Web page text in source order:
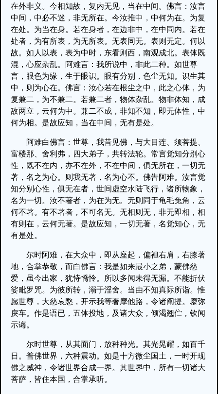
在外非义。今相知故，复内无见，当在中间。佛言：汝言
中间，中必不迷，非无所在。今汝推中，中何为在。为复
在处。为当在身。若在身者，在边非中，在中同内。若在
处者，为有所表，为无所表。无表同无。表则无定。何以
故。如人以表，表为中时，东看则西，南观成北。表体既
混，心应杂乱。阿难言：我所说中，非此二种。如世尊
言，眼色为缘，生于眼识。眼有分别，色尘无知。识生其
中，则为心在。佛言：汝心若在根尘之中，此之心体，为
复兼二，为不兼二。若兼二者，物体杂乱。物非体知，成
敌两立，云何为中。兼二不成，非知不知，即无体性，中
何为相。是故应知，当在中间，无有是处。
阿难白佛言：世尊，我昔见佛，与大目连、须菩提、
富楼那、舍利弗，四大弟子，共转法轮。常言觉知分别心
性，既不在内，亦不在外，不在中间，俱无所在，一切无
著，名之为心。则我无著，名为心不。佛告阿难。汝言觉
知分别心性，俱无在者，世间虚空水陆飞行，诸所物象，
名为一切。汝不著者，为在为无。无则同于龟毛兔角，云
何不著。有不著者，不可名无。无相则无，非无即相，相
有则在，云何无著。是故应知，一切无著，名觉知心，无
有是处。
尔时阿难，在大众中，即从座起，偏袒右肩，右膝著
地，合掌恭敬，而白佛言：我是如来最小之弟，蒙佛慈
爱，虽今出家，犹恃憍怜。所以多闻未得无漏。不能折伏
娑毗罗咒。为彼所转，溺于淫舍。当由不知真际所诣。惟
愿世尊，大慈哀愍，开示我等奢摩他路，令诸阐提。隳弥
戾车。作是语已，五体投地，及诸大众，倾渴翘伫，钦闻
示诲。
尔时世尊，从其面门，放种种光。其光晃耀，如百千
日。普佛世界，六种震动。如是十方微尘国土，一时开现
佛之威神，令诸世界合成一界。其世界中，所有一切诸大
菩萨，皆住本国，合掌承听。